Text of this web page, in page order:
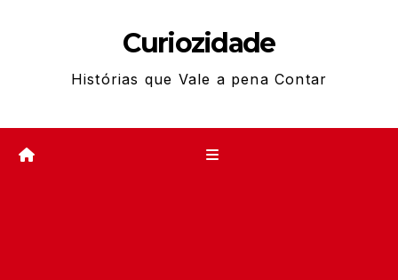
Curiozidade
Histórias que Vale a pena Contar